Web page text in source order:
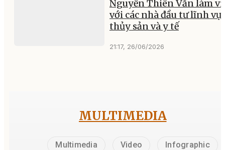
Nguyễn Thiên Văn làm
với các nhà đầu tư lĩnh
thủy sản và y tế
21:17, 26/06/2026
MULTIMEDIA
Multimedia Video Infographic